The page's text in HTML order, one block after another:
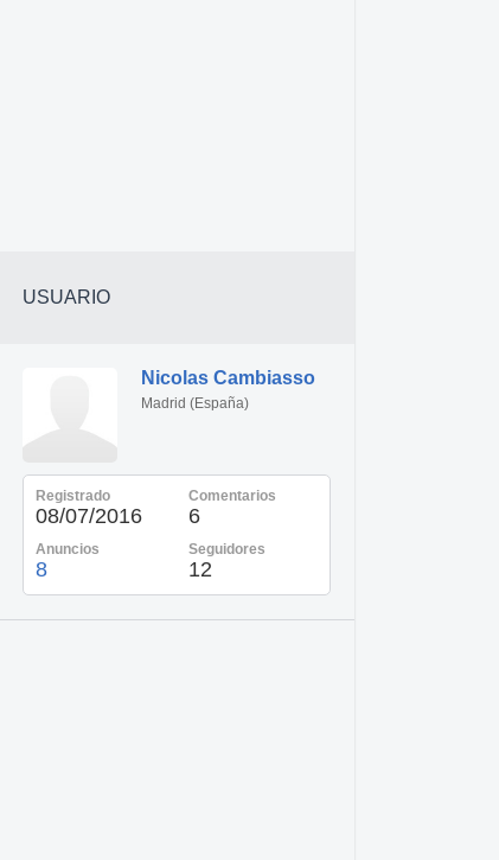
USUARIO
Nicolas Cambiasso
Madrid (España)
Registrado
08/07/2016
Comentarios
6
Anuncios
8
Seguidores
12